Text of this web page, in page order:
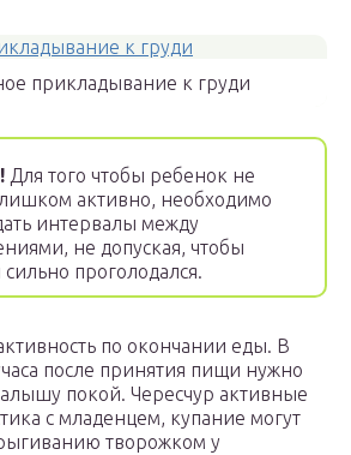
прикладывание к груди
Для того чтобы ребенок не
активно, необходимо
интервалы между
не допуская, чтобы
проголодался.
по окончании еды. В
после принятия пищи нужно
покой. Чересчур активные
с младенцем, купание могут
творожком у